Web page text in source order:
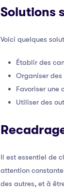
Solutions
Voici quelques
Établir des
Organiser des
Favoriser une
Utiliser des
Il est essentiel de
attention
des autres, et à